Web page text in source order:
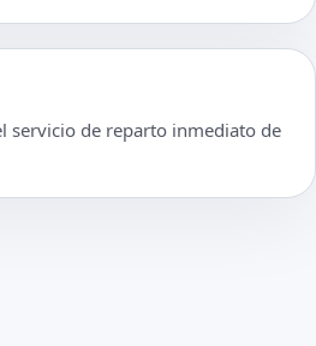
servicio de reparto inmediato de